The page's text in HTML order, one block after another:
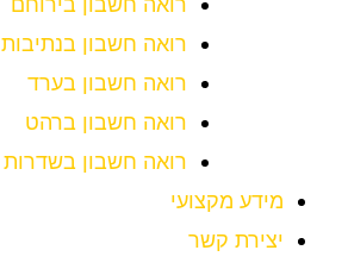
רואה חשבון בנתיבות
רואה חשבון בערד
רואה חשבון ברהט
רואה חשבון בשדרות
מידע מקצועי
יצירת קשר